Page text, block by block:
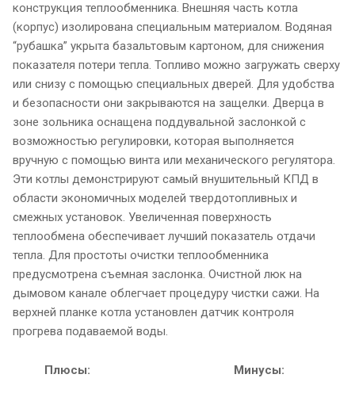
конструкция теплообменника. Внешняя часть котла
(корпус) изолирована специальным материалом. Водяная
“рубашка” укрыта базальтовым картоном, для снижения
показателя потери тепла. Топливо можно загружать сверху
или снизу с помощью специальных дверей. Для удобства
и безопасности они закрываются на защелки. Дверца в
зоне зольника оснащена поддувальной заслонкой с
возможностью регулировки, которая выполняется
вручную с помощью винта или механического регулятора.
Эти котлы демонстрируют самый внушительный КПД в
области экономичных моделей твердотопливных и
смежных установок. Увеличенная поверхность
теплообмена обеспечивает лучший показатель отдачи
тепла. Для простоты очистки теплообменника
предусмотрена съемная заслонка. Очистной люк на
дымовом канале облегчает процедуру чистки сажи. На
верхней планке котла установлен датчик контроля
прогрева подаваемой воды.
Плюсы: Минусы: